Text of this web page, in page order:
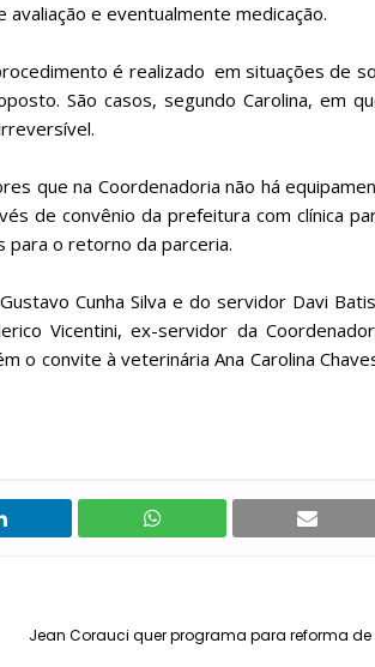
e eventualmente medicação.
é realizado em situações de
São casos, segundo Carolina, em
que na Coordenadoria não há
de convênio da prefeitura com clínica
o retorno da parceria.
Cunha Silva e do servidor Davi
Vicentini, ex-servidor da
o convite à veterinária Ana Carolina
Jean Corauci quer programa para reforma